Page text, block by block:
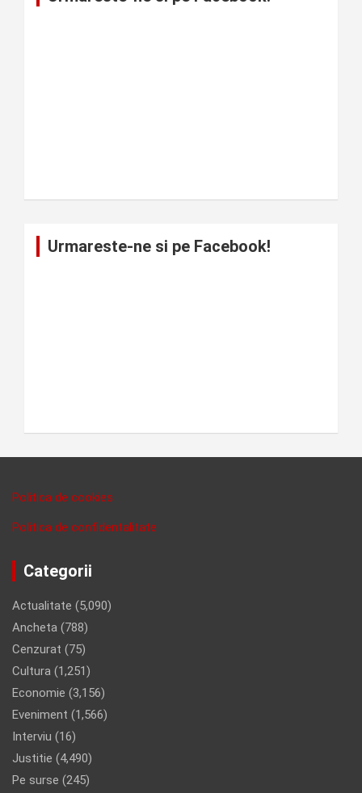
Urmareste-ne si pe Facebook!
Politica de cookies
Politica de confidentalitate
Categorii
Actualitate (5,090)
Ancheta (788)
Cenzurat (75)
Cultura (1,251)
Economie (3,156)
Eveniment (1,566)
Interviu (16)
Justitie (4,490)
Pe surse (245)